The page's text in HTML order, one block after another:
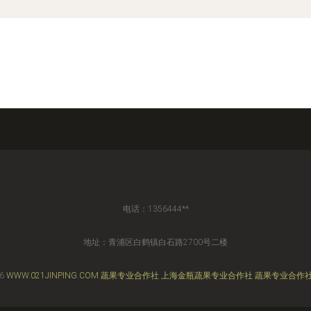
电话：1356444**
地址：青浦区白鹤镇白石路2700号二楼
WWW.021JINPING.COM 蔬果专业合作社 上海金瓶蔬果专业合作社 蔬果专业合作